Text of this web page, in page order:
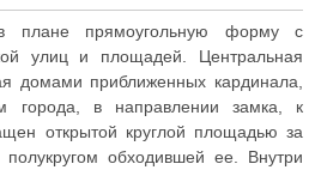
плане прямоугольную форму с
улиц и площадей. Центральная
домами приближенных кардинала,
города, в направлении замка, к
открытой круглой площадью за
обходившей ее. Внутри